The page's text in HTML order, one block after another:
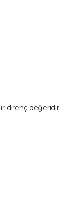
direnç değeridir.